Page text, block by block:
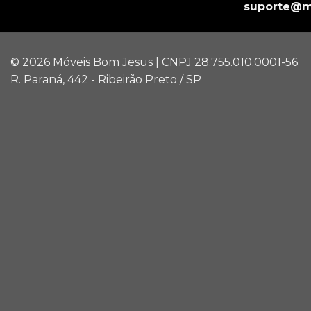
© 2026 Móveis Bom Jesus | CNPJ 28.755.010.0001-56
R. Paraná, 442 - Ribeirão Preto / SP